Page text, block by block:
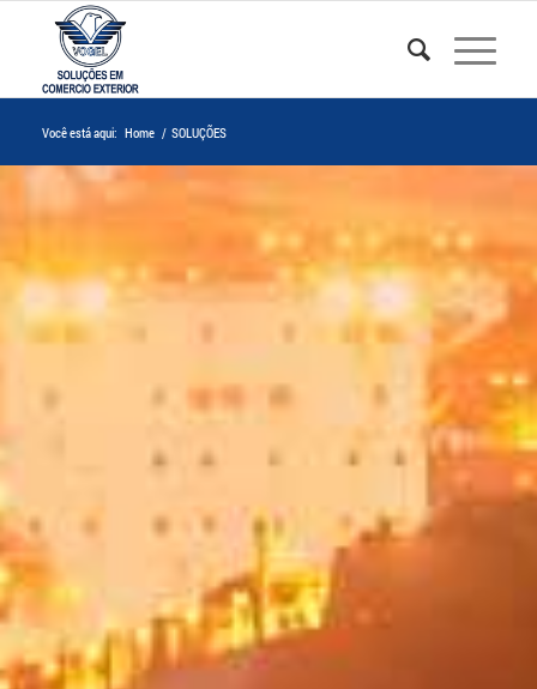
Você está aqui: Home / SOLUÇÕES